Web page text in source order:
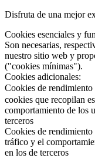
Disfruta de una mejor
Cookies esenciales y
Son necesarias,
nuestro sitio web y
("cookies mínimas").
Cookies adicionales:
Cookies de rendimiento
cookies que recopilan
comportamiento de los
terceros
Cookies de rendimiento
tráfico y el
en los de terceros